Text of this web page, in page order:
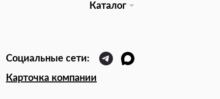
Каталог
Карточка компании